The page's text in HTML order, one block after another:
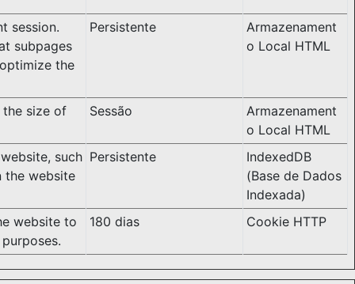
session.
subpages
the
Persistente
Armazenament
o Local HTML
the size of Sessão
Armazenament
o Local HTML
such
the website
Persistente
IndexedDB
(Base de Dados
Indexada)
website to
180 dias Cookie HTTP